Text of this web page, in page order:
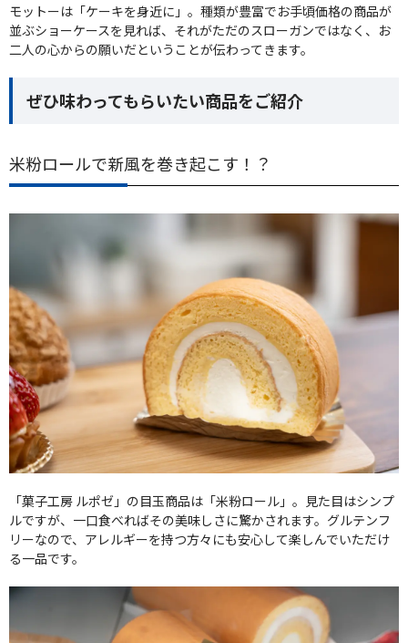
モットーは「ケーキを身近に」。種類が豊富でお手頃価格の商品が
並ぶショーケースを見れば、それがただのスローガンではなく、お
二人の心からの願いだということが伝わってきます。
ぜひ味わってもらいたい商品をご紹介
米粉ロールで新風を巻き起こす！？
「菓子工房 ルポゼ」の目玉商品は「米粉ロール」。見た目はシンプ
ルですが、一口食べればその美味しさに驚かされます。グルテンフ
リーなので、アレルギーを持つ方々にも安心して楽しんでいただけ
る一品です。